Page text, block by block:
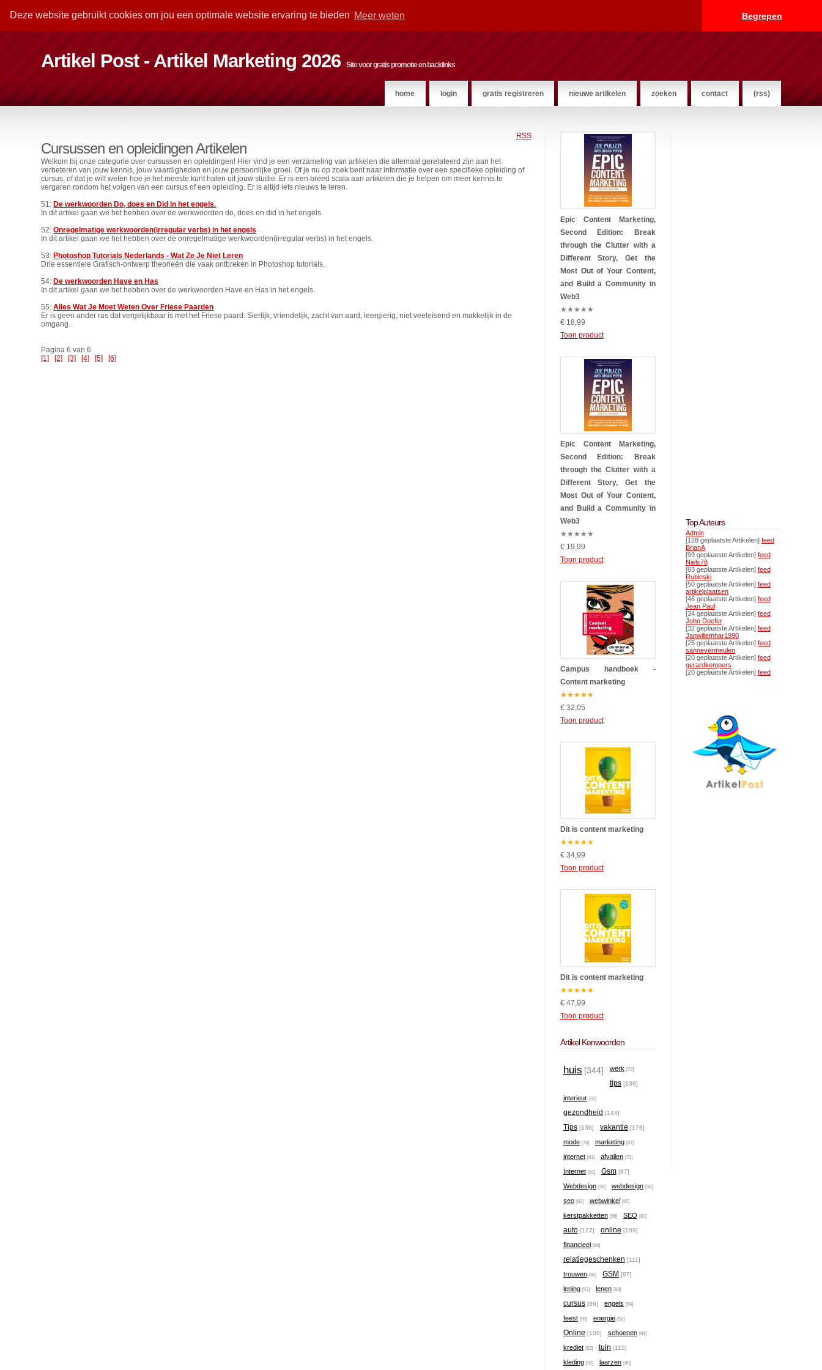
Deze website gebruikt cookies om jou een optimale website ervaring te bieden Meer weten Begrepen
Artikel Post - Artikel Marketing 2026 Site voor gratis promotie en backlinks
home login gratis registreren nieuwe artikelen zoeken contact (rss)
RSS
Cursussen en opleidingen Artikelen
Welkom bij onze categorie over cursussen en opleidingen! Hier vind je een verzameling van artikelen die allemaal gerelateerd zijn aan het
verbeteren van jouw kennis, jouw vaardigheden en jouw persoonlijke groei. Of je nu op zoek bent naar informatie over een specifieke opleiding of
cursus, of dat je wilt weten hoe je het meeste kunt halen uit jouw studie. Er is een breed scala aan artikelen die je helpen om meer kennis te
vergaren rondom het volgen van een cursus of een opleiding. Er is altijd iets nieuws te leren.
51: De werkwoorden Do, does en Did in het engels.
In dit artikel gaan we het hebben over de werkwoorden do, does en did in het engels.
52:Onregelmatige werkwoorden(irregular verbs) in het engels
In dit artikel gaan we het hebben over de onregelmatige werkwoorden(irregular verbs) in het engels.
53: Photoshop Tutorials Nederlands - Wat Ze Je Niet Leren
Drie essentiele Grafisch-ontwerp theorieën die vaak ontbreken in Photoshop tutorials.
54: De werkwoorden Have en Has
In dit artikel gaan we het hebben over de werkwoorden Have en Has in het engels.
55:Alles Wat Je Moet Weten Over Friese Paarden
Er is geen ander ras dat vergelijkbaar is met het Friese paard. Sierlijk, vriendelijk, zacht van aard, leergierig, niet veeleisend en makkelijk in de
omgang.
Pagina 6 van 6
[1]
[2] [3] [4] [5] [6]
Epic Content Marketing,
Second Edition: Break
through the Clutter with a
Different Story, Get the
Most Out of Your Content,
and Build a Community in
Web3
★★★★★
€ 18,99
Toon product
Epic Content Marketing,
Second Edition: Break
through the Clutter with a
Different Story, Get the
Most Out of Your Content,
and Build a Community in
Web3
★★★★★
€ 19,99
Toon product
Campus handboek -
Content marketing
★★★★★
€ 32,05
Toon product
Dit is content marketing
★★★★★
€ 34,99
Toon product
Dit is content marketing
★★★★★
€ 47,99
Toon product
Artikel Kenwoorden
huis [344] werk [72]
tips [136]
interieur [61]
gezondheid [144]
Tips [136] vakantie [178]
mode [74] marketing [57]
internet [81] afvallen [73]
Internet [81] Gsm [87]
Webdesign [56] webdesign [56]
seo [63] webwinkel [65]
kerstpakketten [56] SEO [63]
auto [127] online [109]
financieel [84]
relatiegeschenken [111]
trouwen [60] GSM [87]
lening [53] lenen [68]
cursus [86] engels [54]
feest [50] energie [52]
Online [109] schoenen [69]
krediet [53] tuin [115]
kleding [52] laarzen [46]
Top Auteurs
Admin
[128 geplaatste Artikelen] feed
BrianA
[99 geplaatste Artikelen] feed
Niels78
[83 geplaatste Artikelen] feed
Rubinski
[50 geplaatste Artikelen] feed
artikelplaatsen
[46 geplaatste Artikelen] feed
Jean Paul
[34 geplaatste Artikelen] feed
John Doefer
[32 geplaatste Artikelen] feed
Janwillemhar1990
[25 geplaatste Artikelen] feed
sannevermeulen
[20 geplaatste Artikelen] feed
gerardkempers
[20 geplaatste Artikelen] feed